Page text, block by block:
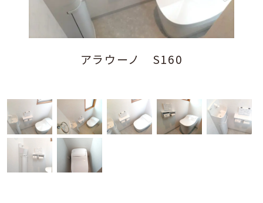
アラウーノ S160